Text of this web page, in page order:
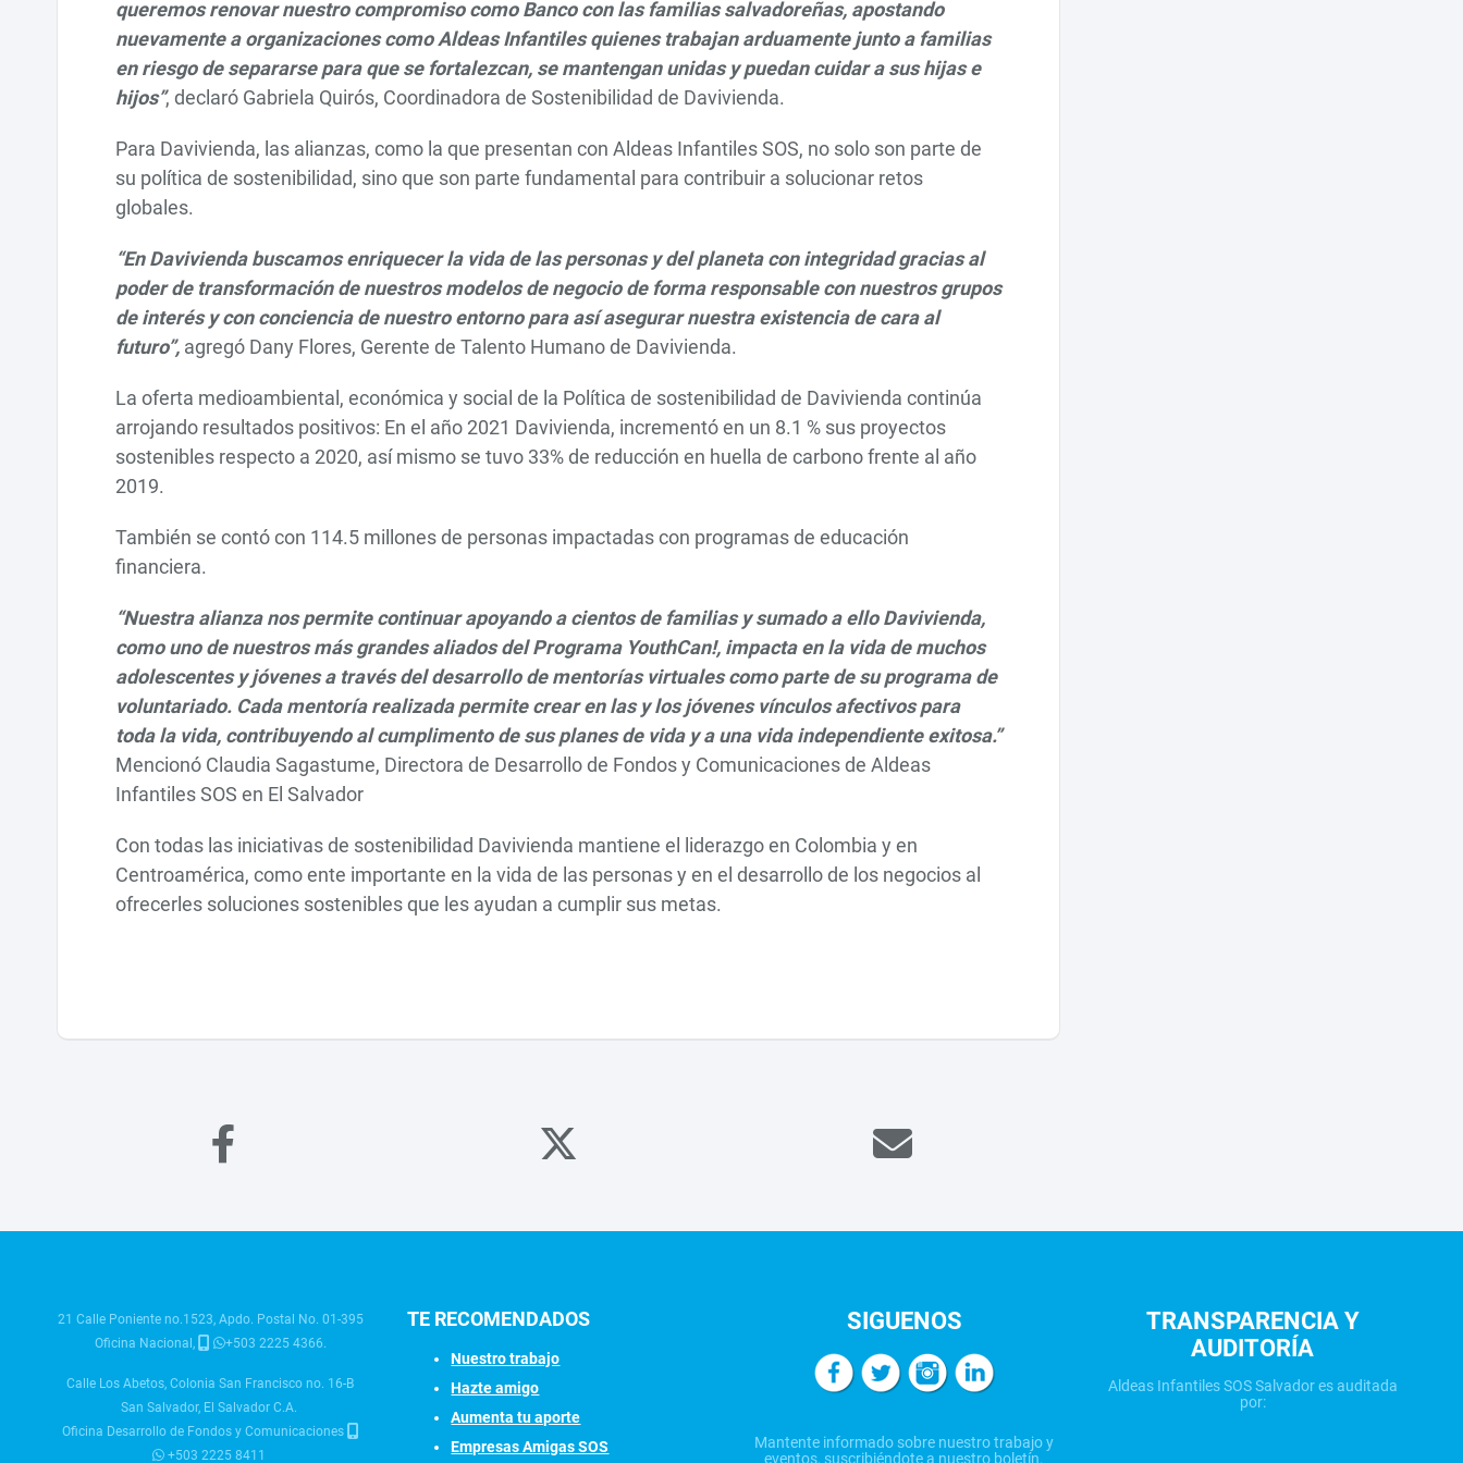
queremos renovar nuestro compromiso como Banco con las familias salvadoreñas, apostando
nuevamente a organizaciones como Aldeas Infantiles quienes trabajan arduamente junto a familias
en riesgo de separarse para que se fortalezcan, se mantengan unidas y puedan cuidar a sus hijas e
hijos”, declaró Gabriela Quirós, Coordinadora de Sostenibilidad de Davivienda.
Para Davivienda, las alianzas, como la que presentan con Aldeas Infantiles SOS, no solo son parte de
su política de sostenibilidad, sino que son parte fundamental para contribuir a solucionar retos
globales.
“En Davivienda buscamos enriquecer la vida de las personas y del planeta con integridad gracias al
poder de transformación de nuestros modelos de negocio de forma responsable con nuestros grupos
de interés y con conciencia de nuestro entorno para así asegurar nuestra existencia de cara al
futuro”, agregó Dany Flores, Gerente de Talento Humano de Davivienda.
La oferta medioambiental, económica y social de la Política de sostenibilidad de Davivienda continúa
arrojando resultados positivos: En el año 2021 Davivienda, incrementó en un 8.1 % sus proyectos
sostenibles respecto a 2020, así mismo se tuvo 33% de reducción en huella de carbono frente al año
2019.
También se contó con 114.5 millones de personas impactadas con programas de educación
financiera.
“Nuestra alianza nos permite continuar apoyando a cientos de familias y sumado a ello Davivienda,
como uno de nuestros más grandes aliados del Programa YouthCan!, impacta en la vida de muchos
adolescentes y jóvenes a través del desarrollo de mentorías virtuales como parte de su programa de
voluntariado. Cada mentoría realizada permite crear en las y los jóvenes vínculos afectivos para
toda la vida, contribuyendo al cumplimento de sus planes de vida y a una vida independiente exitosa.”
Mencionó Claudia Sagastume, Directora de Desarrollo de Fondos y Comunicaciones de Aldeas
Infantiles SOS en El Salvador
Con todas las iniciativas de sostenibilidad Davivienda mantiene el liderazgo en Colombia y en
Centroamérica, como ente importante en la vida de las personas y en el desarrollo de los negocios al
ofrecerles soluciones sostenibles que les ayudan a cumplir sus metas.
21 Calle Poniente no.1523, Apdo. Postal No. 01-395
Oficina Nacional,
+503 2225 4366.
Calle Los Abetos, Colonia San Francisco no. 16-B
San Salvador, El Salvador C.A.
Oficina Desarrollo de Fondos y Comunicaciones
+503 2225 8411
TE RECOMENDADOS
Nuestro trabajo
Hazte amigo
Aumenta tu aporte
Empresas Amigas SOS
SIGUENOS
Mantente informado sobre nuestro trabajo y
eventos, suscribiéndote a nuestro boletín.
TRANSPARENCIA Y
AUDITORÍA
Aldeas Infantiles SOS Salvador es auditada
por: